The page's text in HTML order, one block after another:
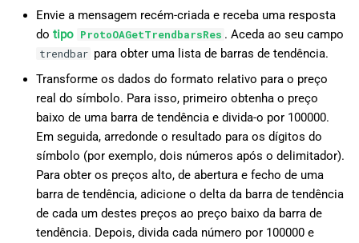
Envie a mensagem recém-criada e receba uma resposta
do tipo ProtoOAGetTrendbarsRes . Aceda ao seu campo
trendbar para obter uma lista de barras de tendência.
Transforme os dados do formato relativo para o preço
real do símbolo. Para isso, primeiro obtenha o preço
baixo de uma barra de tendência e divida-o por 100000.
Em seguida, arredonde o resultado para os dígitos do
símbolo (por exemplo, dois números após o delimitador).
Para obter os preços alto, de abertura e fecho de uma
barra de tendência, adicione o delta da barra de tendência
de cada um destes preços ao preço baixo da barra de
tendência. Depois, divida cada número por 100000 e